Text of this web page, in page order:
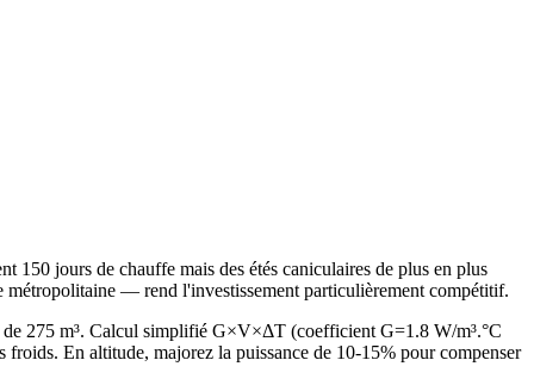
150 jours de chauffe mais des étés caniculaires de plus en plus
métropolitaine — rend l'investissement particulièrement compétitif.
275 m³. Calcul simplifié G×V×ΔT (coefficient G=1.8 W/m³.°C
En altitude, majorez la puissance de 10-15% pour compenser